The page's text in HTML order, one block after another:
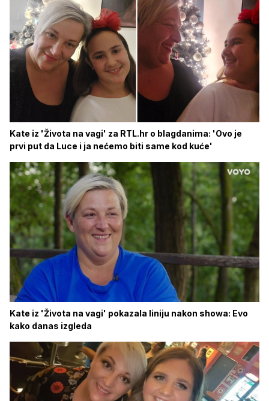
Kate iz 'Života na vagi' za RTL.hr o blagdanima: 'Ovo je
prvi put da Luce i ja nećemo biti same kod kuće'
Kate iz 'Života na vagi' pokazala liniju nakon showa: Evo
kako danas izgleda